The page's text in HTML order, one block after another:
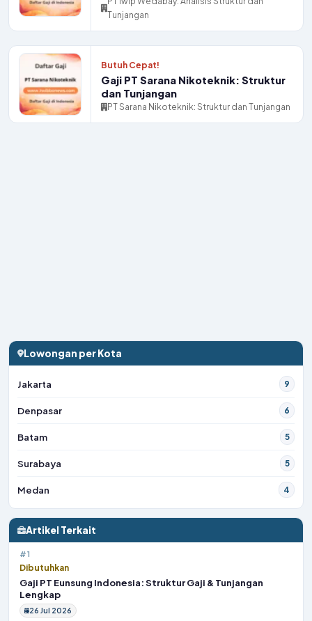
Tunjangan
Butuh Cepat!
Gaji PT Sarana Nikoteknik: Struktur
dan Tunjangan
PT Sarana Nikoteknik: Struktur dan Tunjangan
Lowongan per Kota
Jakarta 9
Denpasar 6
Batam 5
Surabaya 5
Medan 4
Artikel Terkait
#1
Dibutuhkan
Gaji PT Eunsung Indonesia: Struktur Gaji & Tunjangan
Lengkap
26 Jul 2026